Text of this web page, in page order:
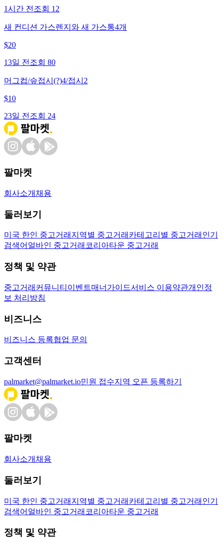
1시간 전 조회 12
새 컨디션 가스렌지와 새 가스통4개
$20
13일 전 조회 80
머그컵/슾접시(?)4/접시2
$10
23일 전 조회 24
팔마켓
회사소개 채용
둘러보기
미국 한인 중고거래 지역별 중고거래 카테고리별 중고거래 인기
검색어 얼바인 중고거래 코리아타운 중고거래
정책 및 약관
중고거래 커뮤니티 이벤트매너가이드서비스 이용약관개인정
보 처리방침
비즈니스
비즈니스 등록협업 문의
고객센터
palmarket@palmarket.io민원 접수지역 오픈 등록하기
팔마켓
회사소개 채용
둘러보기
미국 한인 중고거래 지역별 중고거래 카테고리별 중고거래 인기
검색어 얼바인 중고거래 코리아타운 중고거래
정책 및 약관